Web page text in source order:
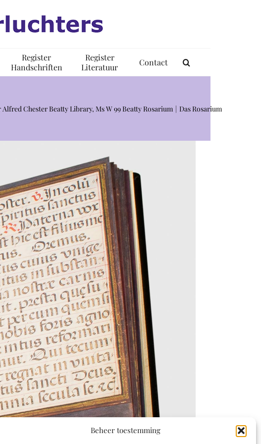
Beheer toestemming
Register
Handschriften
Register
Literatuur
Contact
Chester Beatty Library, Ms W 99 Beatty Rosarium Das Rosarium